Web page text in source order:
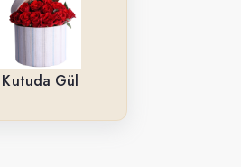
Kutuda Gül